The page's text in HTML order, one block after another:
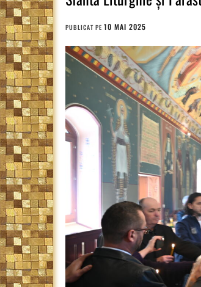
PUBLICAT PE 10 MAI 2025